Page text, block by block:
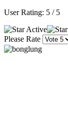
User Rating: 5 / 5
Please Rate